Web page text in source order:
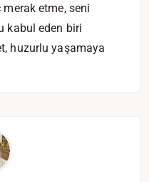
etme, seni
kabul eden biri
huzurlu yaşamaya